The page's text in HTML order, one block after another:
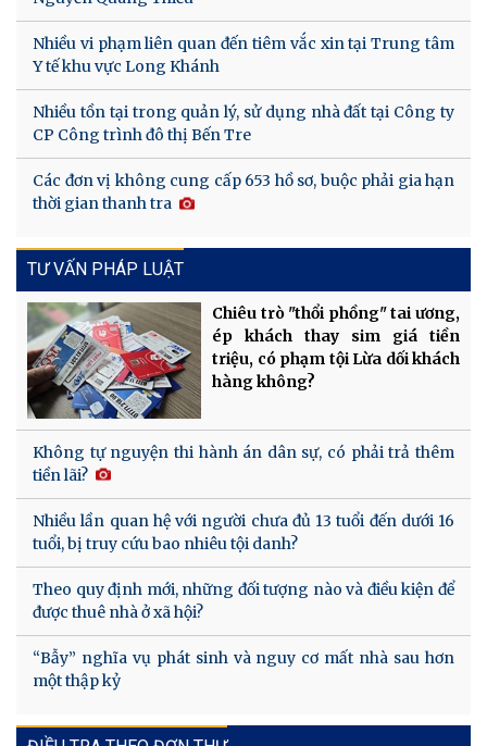
Nhiều vi phạm liên quan đến tiêm vắc xin tại Trung tâm
Y tế khu vực Long Khánh
Nhiều tồn tại trong quản lý, sử dụng nhà đất tại Công ty
CP Công trình đô thị Bến Tre
Các đơn vị không cung cấp 653 hồ sơ, buộc phải gia hạn
thời gian thanh tra
TƯ VẤN PHÁP LUẬT
Chiêu trò "thổi phồng" tai ương,
ép khách thay sim giá tiền
triệu, có phạm tội Lừa dối khách
hàng không?
Không tự nguyện thi hành án dân sự, có phải trả thêm
tiền lãi?
Nhiều lần quan hệ với người chưa đủ 13 tuổi đến dưới 16
tuổi, bị truy cứu bao nhiêu tội danh?
Theo quy định mới, những đối tượng nào và điều kiện để
được thuê nhà ở xã hội?
“Bẫy” nghĩa vụ phát sinh và nguy cơ mất nhà sau hơn
một thập kỷ